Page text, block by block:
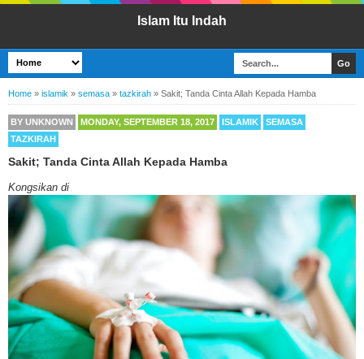
Islam Itu Indah
Home » islamik » semasa » tazkirah » Sakit; Tanda Cinta Allah Kepada Hamba
BY UNKNOWN MONDAY, SEPTEMBER 18, 2017 ISLAMIK
SEMASA
TAZKIRAH
Sakit; Tanda Cinta Allah Kepada Hamba
Kongsikan di